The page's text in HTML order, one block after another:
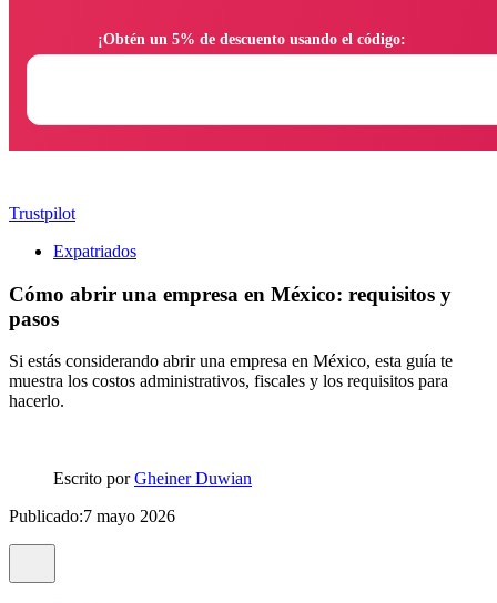
Trustpilot
Expatriados
Cómo abrir una empresa en México: requisitos y
pasos
Si estás considerando abrir una empresa en México, esta guía te
muestra los costos administrativos, fiscales y los requisitos para
hacerlo.
Escrito porGheiner Duwian
Publicado:7 mayo 2026